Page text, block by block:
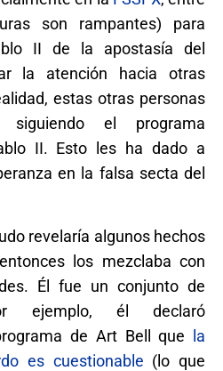
son rampantes) para
II de la apostasía del
la atención hacia otras
estas otras personas
siguiendo el programa
II. Esto les ha dado a
en la falsa secta del
revelaría algunos hechos
los mezclaba con
Él fue un conjunto de
ejemplo, él declaró
de Art Bell que la
es cuestionable (lo que